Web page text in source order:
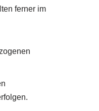
ferner im